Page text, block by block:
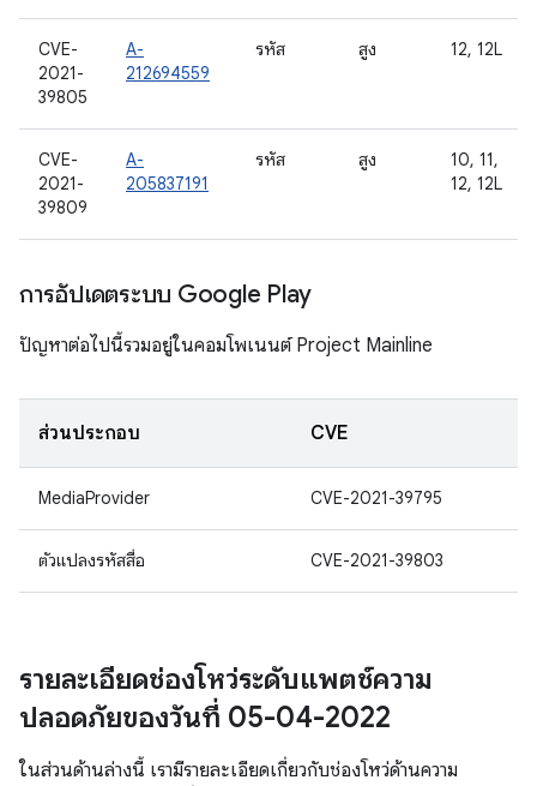
CVE-
2021-
39805
A-
212694559
รหัส สูง 12, 12L
CVE-
2021-
39809
A-
205837191
รหัส สูง
10, 11,
12, 12L
การอัปเดตระบบ Google Play
ปัญหาต่อไปนี้รวมอยู่ในคอมโพเนนต์ Project Mainline
ส่วนประกอบ CVE
MediaProvider CVE-2021-39795
ตัวแปลงรหัสสื่อ CVE-2021-39803
รายละเอียดช่องโหว่ระดับแพตช์ความ
ปลอดภัยของวันที่ 05-04-2022
ในส่วนด้านล่างนี้ เรามีรายละเอียดเกี่ยวกับช่องโหว่ด้านความ